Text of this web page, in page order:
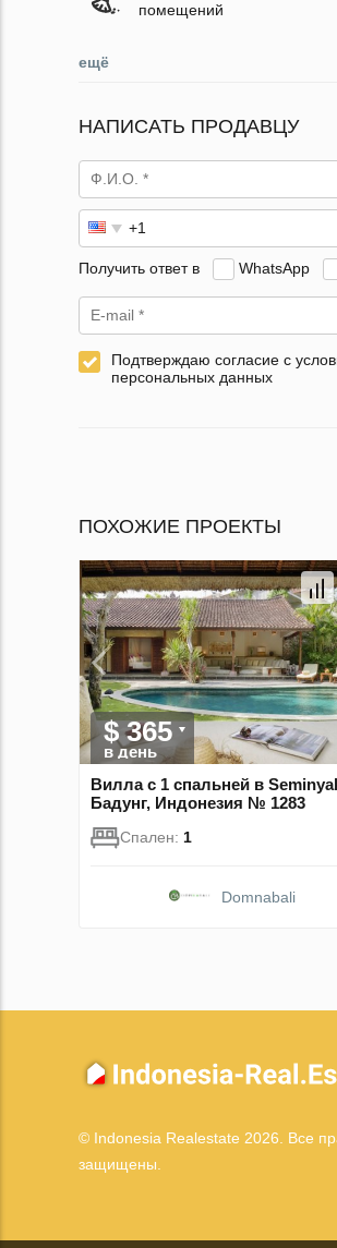
помещений
ещё
НАПИСАТЬ ПРОДАВЦУ
Получить ответ в WhatsApp
Подтверждаю согласие с
персональных данных
ПОХОЖИЕ ПРОЕКТЫ
$ 365
в день
Вилла с 1 спальней в
Бадунг, Индонезия № 1283
Спален: 1
Domnabali
© Indonesia Realestate 2026. Все
защищены.